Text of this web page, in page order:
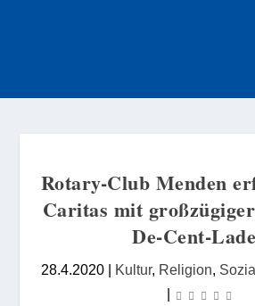
Rotary-Club Menden
Caritas mit
De-Cent-
28.4.2020| Kultur, Religion,
|